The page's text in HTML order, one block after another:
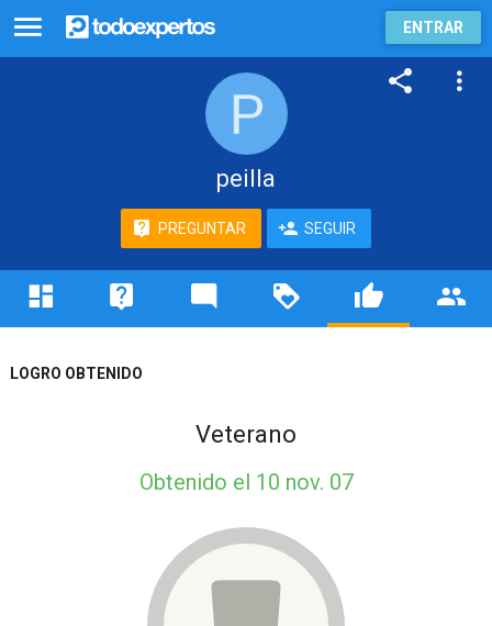
ENTRAR
peilla
PREGUNTAR SEGUIR
LOGRO OBTENIDO
Veterano
Obtenido el 10 nov. 07